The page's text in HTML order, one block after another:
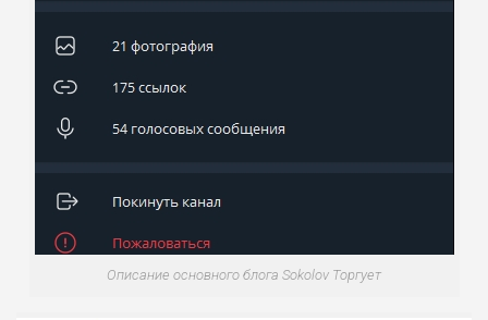
Описание основного блога Sokolov Торгует